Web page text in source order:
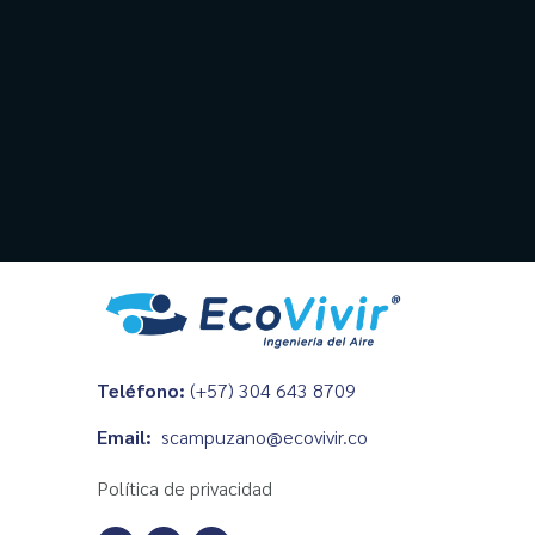
¿Tu local no fue
diseñado para
Teléfono: (+57) 304 643 8709
Email: scampuzano@ecovivir.co
Política de privacidad